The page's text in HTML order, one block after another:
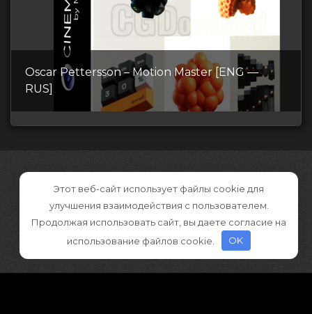
Oscar Pettersson – Motion Master [ENG —
RUS]
Этот веб-сайт использует файлы cookie для
улучшения взаимодействия с пользователем.
Продолжая использовать сайт, вы даете согласие на
использование файлов cookie.
OK